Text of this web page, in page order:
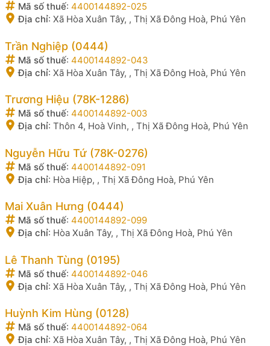
Mã số thuế: 4400144892-025
Địa chỉ: Xã Hòa Xuân Tây, , Thị Xã Đông Hoà, Phú Yên
Trần Nghiệp (0444)
Mã số thuế: 4400144892-043
Địa chỉ: Xã Hòa Xuân Tây, , Thị Xã Đông Hoà, Phú Yên
Trương Hiệu (78K-1286)
Mã số thuế: 4400144892-003
Địa chỉ: Thôn 4, Hoà Vinh, , Thị Xã Đông Hoà, Phú Yên
Nguyễn Hữu Tứ (78K-0276)
Mã số thuế: 4400144892-091
Địa chỉ: Hòa Hiệp, , Thị Xã Đông Hoà, Phú Yên
Mai Xuân Hưng (0444)
Mã số thuế: 4400144892-099
Địa chỉ: Hòa Xuân Tây, , Thị Xã Đông Hoà, Phú Yên
Lê Thanh Tùng (0195)
Mã số thuế: 4400144892-046
Địa chỉ: Xã Hòa Xuân Tây, , Thị Xã Đông Hoà, Phú Yên
Huỳnh Kim Hùng (0128)
Mã số thuế: 4400144892-064
Địa chỉ: Xã Hòa Xuân Tây, , Thị Xã Đông Hoà, Phú Yên